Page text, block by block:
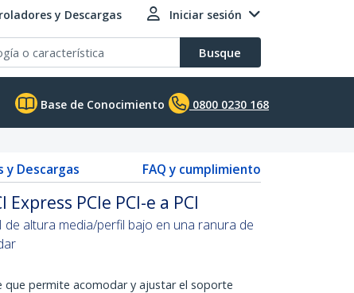
y Descargas Iniciar sesión
Busque
Base de Conocimiento 0800 0230 168
y Descargas FAQ y cumplimiento
PCIe PCI-e a PCI
altura media/perfil bajo en una ranura de
permite acomodar y ajustar el soporte